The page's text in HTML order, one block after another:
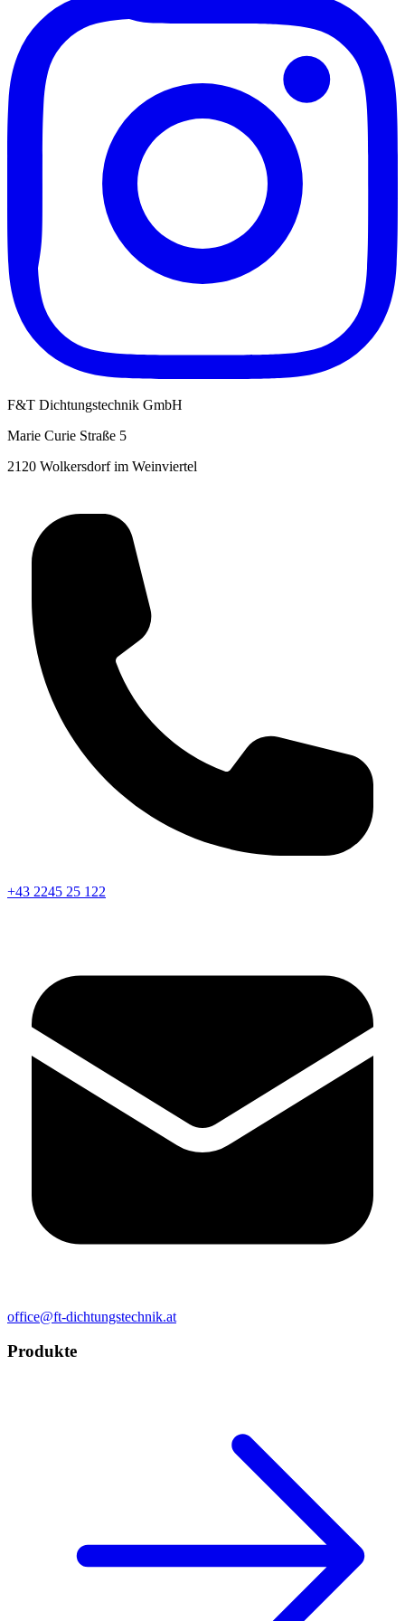
F&T Dichtungstechnik GmbH
Marie Curie Straße 5
2120 Wolkersdorf im Weinviertel
+43 2245 25 122
office@ft-dichtungstechnik.at
Produkte